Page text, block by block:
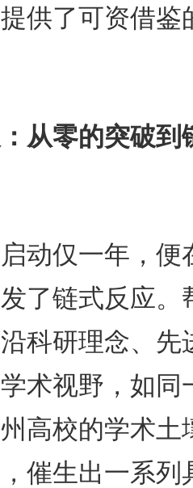
供了可资借鉴
从零的突破到
仅一年，便
了链式反应。
科研理念、先
术视野，如同
高校的学术土
催生出一系列